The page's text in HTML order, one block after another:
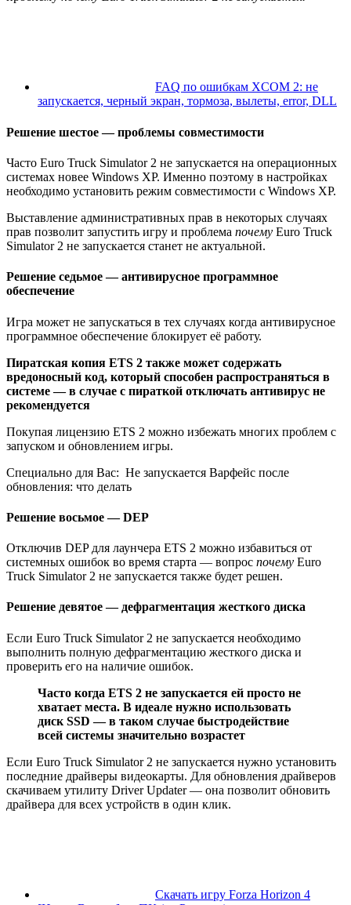
FAQ по ошибкам XCOM 2: не
запускается, черный экран, тормоза, вылеты, error, DLL
Решение шестое — проблемы совместимости
Часто Euro Truck Simulator 2 не запускается на операционных
системах новее Windows XP. Именно поэтому в настройках
необходимо установить режим совместимости с Windows XP.
Выставление административных прав в некоторых случаях
прав позволит запустить игру и проблема почему Euro Truck
Simulator 2 не запускается станет не актуальной.
Решение седьмое — антивирусное программное
обеспечение
Игра может не запускаться в тех случаях когда антивирусное
программное обеспечение блокирует её работу.
Пиратская копия ETS 2 также может содержать
вредоносный код, который способен распространяться в
системе — в случае с пираткой отключать антивирус не
рекомендуется
Покупая лицензию ETS 2 можно избежать многих проблем с
запуском и обновлением игры.
Специально для Вас: Не запускается Варфейс после
обновления: что делать
Решение восьмое — DEP
Отключив DEP для лаунчера ETS 2 можно избавиться от
системных ошибок во время старта — вопрос почему Euro
Truck Simulator 2 не запускается также будет решен.
Решение девятое — дефрагментация жесткого диска
Если Euro Truck Simulator 2 не запускается необходимо
выполнить полную дефрагментацию жесткого диска и
проверить его на наличие ошибок.
Часто когда ETS 2 не запускается ей просто не
хватает места. В идеале нужно использовать
диск SSD — в таком случае быстродействие
всей системы значительно возрастет
Если Euro Truck Simulator 2 не запускается нужно установить
последние драйверы видеокарты. Для обновления драйверов
скачиваем утилиту Driver Updater — она позволит обновить
драйвера для всех устройств в один клик.
Скачать игру Forza Horizon 4